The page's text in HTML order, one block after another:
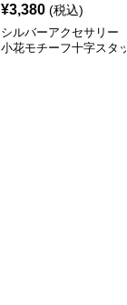
¥3,380 (税込)
シルバーアクセサリー
小花モチーフ十字スタッ